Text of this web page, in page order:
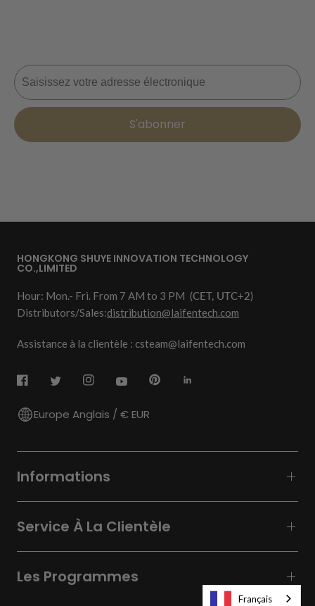
Courriel
S'abonner
HONGKONG SHUYE INNOVATION TECHNOLOGY
CO.,LIMITED
Hour: Mon.- Fri. From 7 AM to 3 PM (CET, UTC+2)
Distributors/Sales:distribution@laifentech.com
Assistance à la clientèle : csteam@laifentech.com
Europe Anglais / € EUR
Informations
Service À La Clientèle
Les Programmes
Français